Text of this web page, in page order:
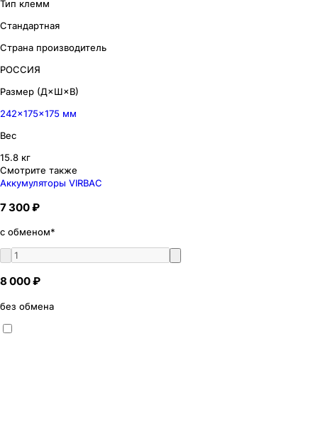
Тип клемм
Стандартная
Страна производитель
РОССИЯ
Размер (Д×Ш×В)
242×175×175 мм
Вес
15.8 кг
Смотрите также
Аккумуляторы VIRBAC
7 300 ₽
с обменом*
8 000 ₽
без обмена